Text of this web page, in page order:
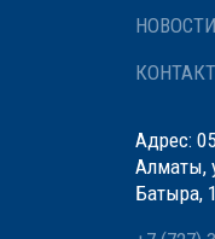
НОВОСТИ
Адрес:
Алматы,
Батыра,